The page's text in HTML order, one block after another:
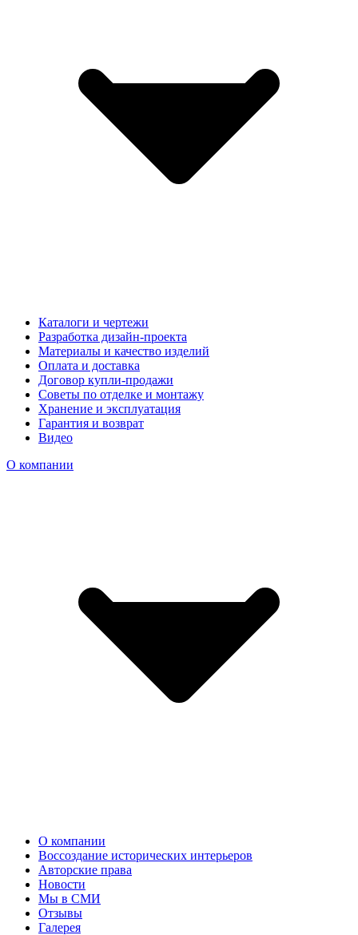
Каталоги и чертежи
Разработка дизайн-проекта
Материалы и качество изделий
Оплата и доставка
Договор купли-продажи
Советы по отделке и монтажу
Хранение и эксплуатация
Гарантия и возврат
Видео
О компании
О компании
Воссоздание исторических интерьеров
Авторские права
Новости
Мы в СМИ
Отзывы
Галерея